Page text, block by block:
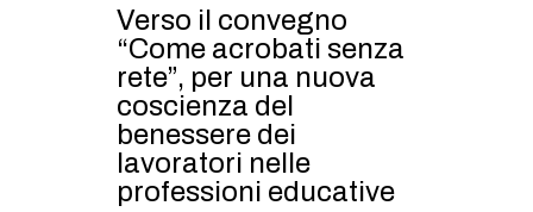
Verso il convegno
“Come acrobati senza
rete”, per una nuova
coscienza del
benessere dei
lavoratori nelle
professioni educative